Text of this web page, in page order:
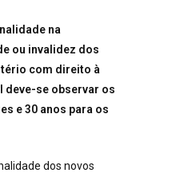
na
ou invalidez dos
com direito à
deve-se observar os
e 30 anos para os
dos novos